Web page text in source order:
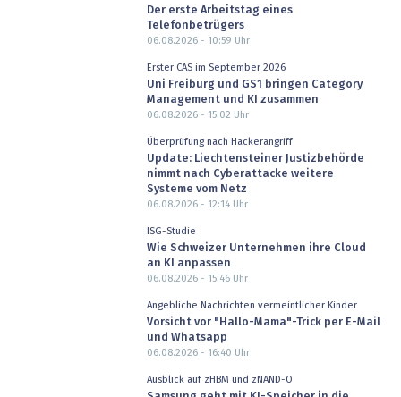
Der erste Arbeitstag eines
Telefonbetrügers
06.08.2026 - 10:59 Uhr
Erster CAS im September 2026
Uni Freiburg und GS1 bringen Category
Management und KI zusammen
06.08.2026 - 15:02 Uhr
Überprüfung nach Hackerangriff
Update: Liechtensteiner Justizbehörde
nimmt nach Cyberattacke weitere
Systeme vom Netz
06.08.2026 - 12:14Uhr
ISG-Studie
Wie Schweizer Unternehmen ihre Cloud
an KI anpassen
06.08.2026 - 15:46Uhr
Angebliche Nachrichten vermeintlicher Kinder
Vorsicht vor "Hallo-Mama"-Trick per E-Mail
und Whatsapp
06.08.2026 - 16:40 Uhr
Ausblick auf zHBM und zNAND-O